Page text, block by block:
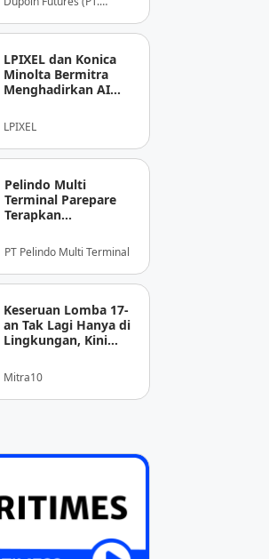
LPIXEL dan Konica
Minolta Bermitra
Menghadirkan AI
Diagnosis Berbasis
Pencitraan Medis
“EIRL” di ASEAN
LPIXEL
Pelindo Multi
Terminal Parepare
Terapkan
Nontunai di Pintu
Masuk Pelabuhan
Nusantara
PT Pelindo Multi Terminal
Keseruan Lomba 17-
an Tak Lagi Hanya di
Lingkungan, Kini
Berbelanja
Mitra10